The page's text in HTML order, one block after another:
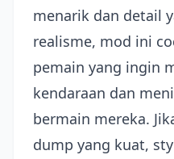
menarik dan detail
realisme, mod ini
pemain yang ingin
kendaraan dan
bermain mereka.
dump yang kuat,